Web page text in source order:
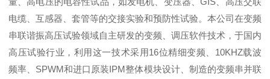
电缆、互感器、套管等的交接实验和预防性试验。本公司在变频
串联谐振高压试验领域自主研发的变频、调压软件技术，于国内
高压试验行业，利用这一技术采用16位精细变频、10KHZ载波
频率、SPWM和进口原装IPM整体模块设计、制造的变频串并联